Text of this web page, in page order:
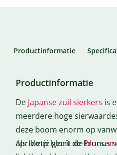
Productinformatie
Productinformatie
De Japanse zuil sierkers is
meerdere hoge
deze boom enorm op
april/mei bloeit de
Als toetje geeft de Prunus